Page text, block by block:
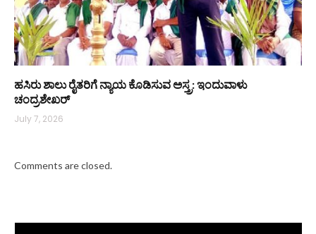
ಹಸಿರು ಶಾಲು ರೈತರಿಗೆ ನ್ಯಾಯ ಕೊಡಿಸುವ ಅಸ್ತ್ರ: ಇಂದುವಾಳು
ಚಂದ್ರಶೇಖರ್
July 7, 2026
Comments are closed.